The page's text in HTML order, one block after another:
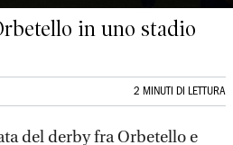
in uno stadio
2 MINUTI DI LETTURA
del derby fra Orbetello e